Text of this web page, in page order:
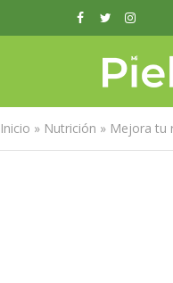
Inicio » Nutrición » Mejora tu